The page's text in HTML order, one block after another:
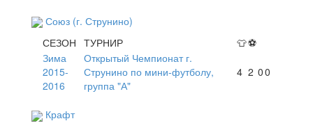
Союз (г. Струнино)
СЕЗОН ТУРНИР 👕⚽
Зима
2015-
2016
Открытый Чемпионат г.
Струнино по мини-футболу,
группа "А"
4 2 00
Крафт